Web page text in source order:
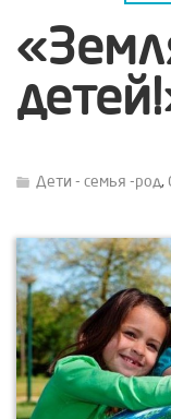
Дети - семья -род,